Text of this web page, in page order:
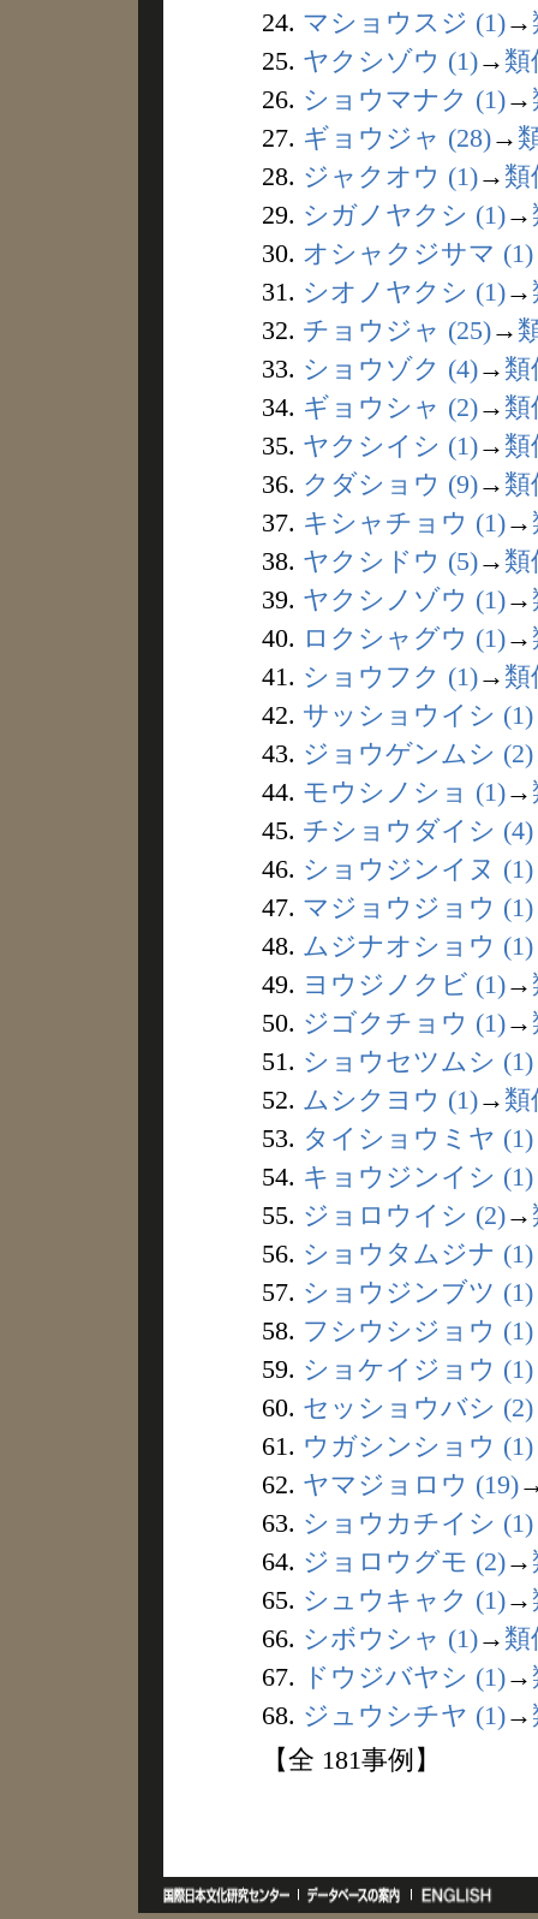
24. マショウスジ (1)→
25. ヤクシゾウ (1)→ 類
26. ショウマナク (1)→
27. ギョウジャ (28)→
28. ジャクオウ (1)→ 類
29. シガノヤクシ (1)→
30. オシャクジサマ (1)
31. シオノヤクシ (1)→
32. チョウジャ (25)→
33. ショウゾク (4)→ 類
34. ギョウシャ (2)→ 類
35. ヤクシイシ (1)→ 類
36. クダショウ (9)→ 類
37. キシャチョウ (1)→
38. ヤクシドウ (5)→ 類
39. ヤクシノゾウ (1)→
40. ロクシャグウ (1)→
41. ショウフク (1)→ 類
42. サッショウイシ (1)
43. ジョウゲンムシ (2)
44. モウシノショ (1)→
45. チショウダイシ (4)
46. ショウジンイヌ (1)
47. マジョウジョウ (1)
48. ムジナオショウ (1)
49. ヨウジノクビ (1)→
50. ジゴクチョウ (1)→
51. ショウセツムシ (1)
52. ムシクヨウ (1)→ 類
53. タイショウミヤ (1)
54. キョウジンイシ (1)
55. ジョロウイシ (2)→
56. ショウタムジナ (1)
57. ショウジンブツ (1)
58. フシウシジョウ (1)
59. ショケイジョウ (1)
60. セッショウバシ (2)
61. ウガシンショウ (1)
62. ヤマジョロウ (19)
63. ショウカチイシ (1)
64. ジョロウグモ (2)→
65. シュウキャク (1)→
66. シボウシャ (1)→ 類
67.
ドウジバヤシ (1)→
68. ジュウシチヤ (1)→
【全 181事例】